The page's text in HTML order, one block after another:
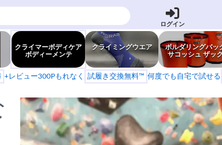
ログイン
クライマーボディケア
ボディーメンテ
クライミングウエア
ボルダリングバッ
サコッシュ ザック
+レビュー300Pもれなく 試履き交換無料™ 何度でも自宅で試せる